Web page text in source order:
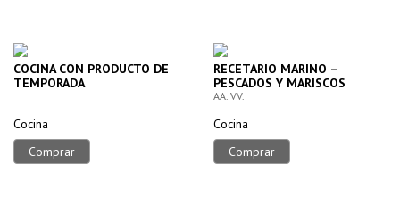
COCINA CON PRODUCTO DE
TEMPORADA
Cocina
Comprar
RECETARIO MARINO –
PESCADOS Y MARISCOS
AA. VV.
Cocina
Comprar